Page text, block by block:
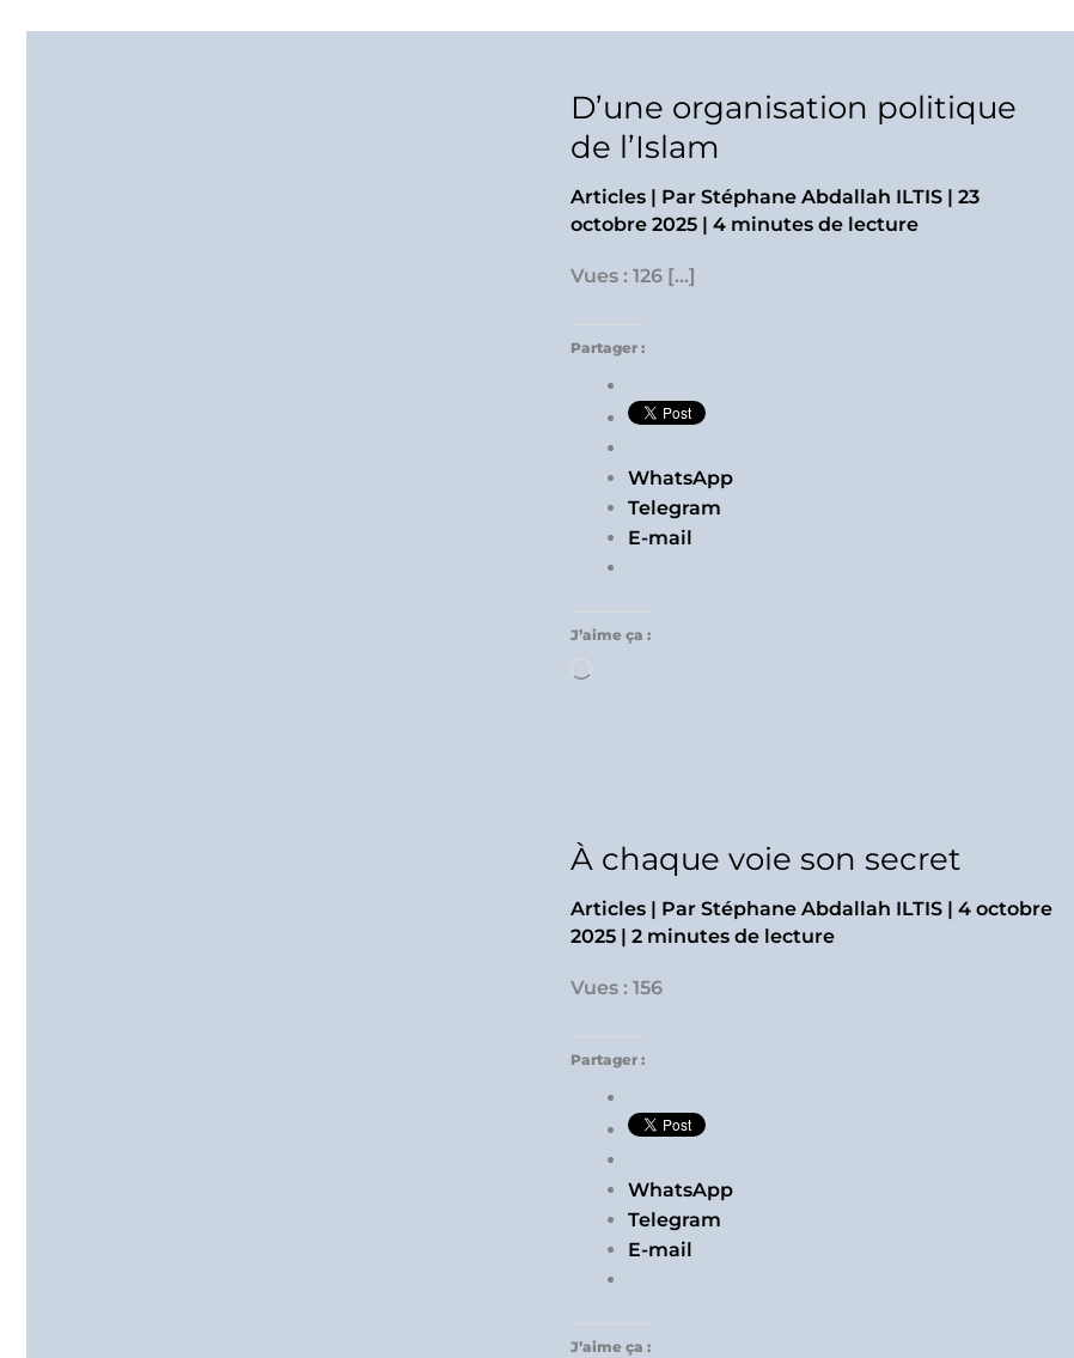
D’une organisation politique
de l’Islam
Articles | Par Stéphane Abdallah ILTIS | 23
octobre 2025 | 4 minutes de lecture
Vues : 126 […]
Partager :
WhatsApp
Telegram
E-mail
J’aime ça :
À chaque voie son secret
Articles | Par Stéphane Abdallah ILTIS | 4 octobre
2025 | 2 minutes de lecture
Vues : 156
Partager :
WhatsApp
Telegram
E-mail
J’aime ça :